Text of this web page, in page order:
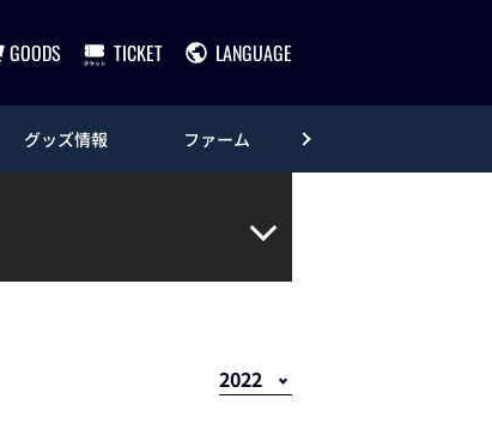
GOODS TICKET LANGUAGE
グッズ情報 ファーム